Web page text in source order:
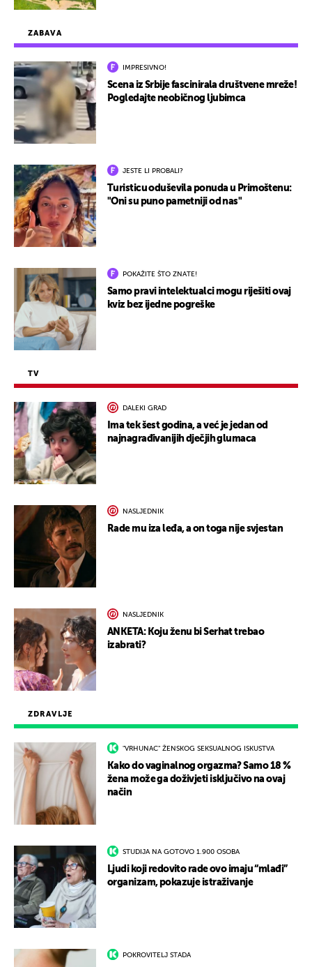
ZDRAVLJE
"VRHUNAC" ŽENSKOG SEKSUALNOG ISKUSTVA
Kako do vaginalnog orgazma? Samo 18 %
žena može ga doživjeti isključivo na ovaj
način
STUDIJA NA GOTOVO 1.900 OSOBA
Ljudi koji redovito rade ovo imaju “mlađi”
organizam, pokazuje istraživanje
POKROVITELJ STADA
ZABAVA
IMPRESIVNO!
Scena iz Srbije fascinirala društvene mreže!
Pogledajte neobičnog ljubimca
JESTE LI PROBALI?
Turisticu oduševila ponuda u Primoštenu:
"Oni su puno pametniji od nas"
POKAŽITE ŠTO ZNATE!
Samo pravi intelektualci mogu riješiti ovaj
kviz bez ijedne pogreške
TV
DALEKI GRAD
Ima tek šest godina, a već je jedan od
najnagrađivanijih dječjih glumaca
NASLJEDNIK
Rade mu iza leđa, a on toga nije svjestan
NASLJEDNIK
ANKETA: Koju ženu bi Serhat trebao
izabrati?